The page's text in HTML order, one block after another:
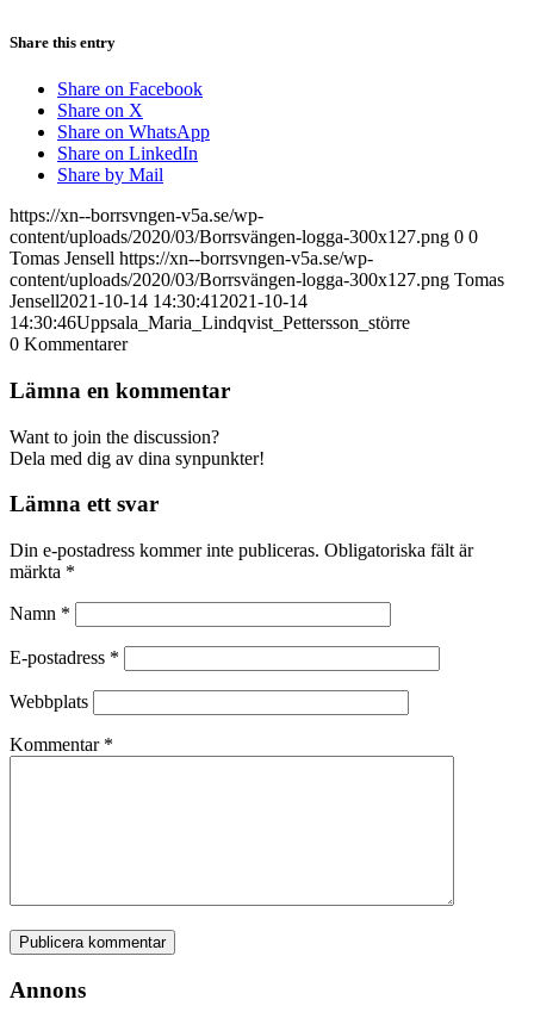
Share this entry
Share on Facebook
Share on X
Share on WhatsApp
Share on LinkedIn
Share by Mail
https://xn--borrsvngen-v5a.se/wp-
content/uploads/2020/03/Borrsvängen-logga-300x127.png 0 0
Tomas Jensell https://xn--borrsvngen-v5a.se/wp-
content/uploads/2020/03/Borrsvängen-logga-300x127.png Tomas
Jensell2021-10-14 14:30:41 2021-10-14
14:30:46Uppsala_Maria_Lindqvist_Pettersson_större
0 Kommentarer
Lämna en kommentar
Want to join the discussion?
Dela med dig av dina synpunkter!
Lämna ett svar
Din e-postadress kommer inte publiceras. Obligatoriska fält är
märkta *
Namn *
E-postadress *
Webbplats
Kommentar *
Annons